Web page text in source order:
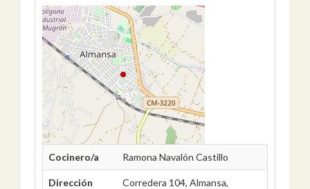
Cocinero/a Ramona Navalón Castillo
Dirección
Corredera 104, Almansa,